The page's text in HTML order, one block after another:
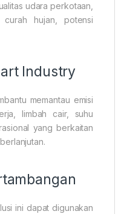
udara perkotaan,
curah hujan, potensi
Industry
memantau emisi
limbah cair, suhu
yang berkaitan
ini dapat digunakan